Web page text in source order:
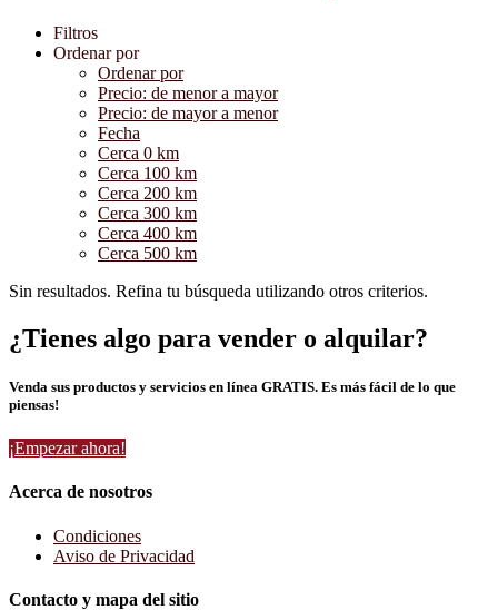
Filtros
Ordenar por
Ordenar por
Precio: de menor a mayor
Precio: de mayor a menor
Fecha
Cerca 0 km
Cerca 100 km
Cerca 200 km
Cerca 300 km
Cerca 400 km
Cerca 500 km
Sin resultados. Refina tu búsqueda utilizando otros criterios.
¿Tienes algo para vender o alquilar?
Venda sus productos y servicios en línea GRATIS. Es más fácil de lo que
piensas!
¡Empezar ahora!
Acerca de nosotros
Condiciones
Aviso de Privacidad
Contacto y mapa del sitio